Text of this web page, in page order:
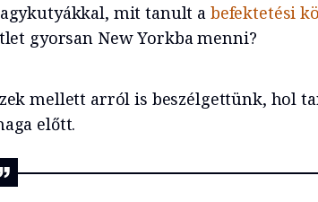
mit tanult a befektetési
gyorsan New Yorkba menni?
mellett arról is beszélgettünk, hol
előtt.